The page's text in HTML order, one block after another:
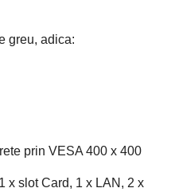
greu, adica:
prin VESA 400 x 400
x slot Card, 1 x LAN, 2 x